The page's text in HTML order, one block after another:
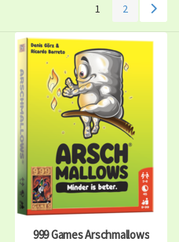
1 2
999 Games Arschmallows